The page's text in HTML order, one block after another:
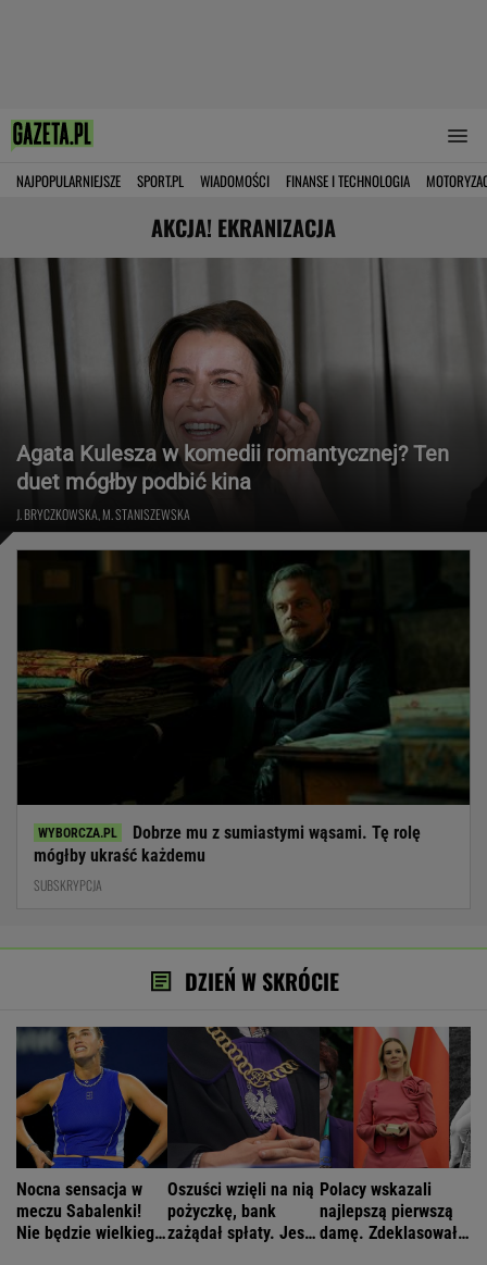
NAJPOPULARNIEJSZE SPORT.PL WIADOMOŚCI FINANSE I TECHNOLOGIA
AKCJA! EKRANIZACJA
Agata Kulesza w komedii romantycznej? Ten
duet mógłby podbić kina
J. BRYCZKOWSKA, M. STANISZEWSKA
Dobrze mu z sumiastymi wąsami. Tę rolę
mógłby ukraść każdemu
SUBSKRYPCJA
DZIEŃ W SKRÓCIE
Nocna sensacja w
meczu Sabalenki!
Nie będzie wielkiego
Oszuści wzięli na nią
pożyczkę, bank
zażądał spłaty. Jest
Polacy wskazali
najlepszą pierwszą
damę. Zdeklasowała